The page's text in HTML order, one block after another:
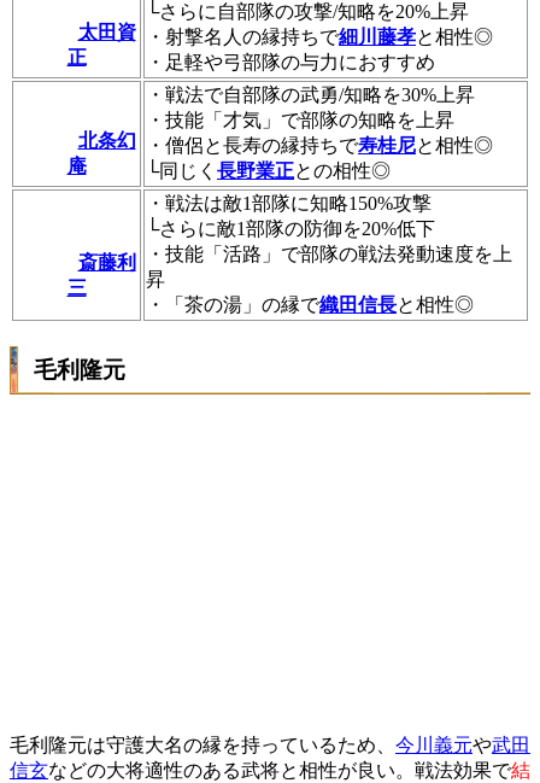
太田資
正
└さらに自部隊の攻撃/知略を20%上昇
・射撃名人の縁持ちで細川藤孝と相性◎
・足軽や弓部隊の与力におすすめ
北条幻
庵
・戦法で自部隊の武勇/知略を30%上昇
・技能「才気」で部隊の知略を上昇
・僧侶と長寿の縁持ちで寿桂尼と相性◎
└同じく 長野業正との相性◎
斎藤利
三
・戦法は敵1部隊に知略150%攻撃
└さらに敵1部隊の防御を20%低下
・技能「活路」で部隊の戦法発動速度を上
昇
・「茶の湯」の縁で織田信長と相性◎
毛利隆元
毛利隆元は守護大名の縁を持っているため、 今川義元や武田
信玄などの大将適性のある武将と相性が良い。戦法効果で結